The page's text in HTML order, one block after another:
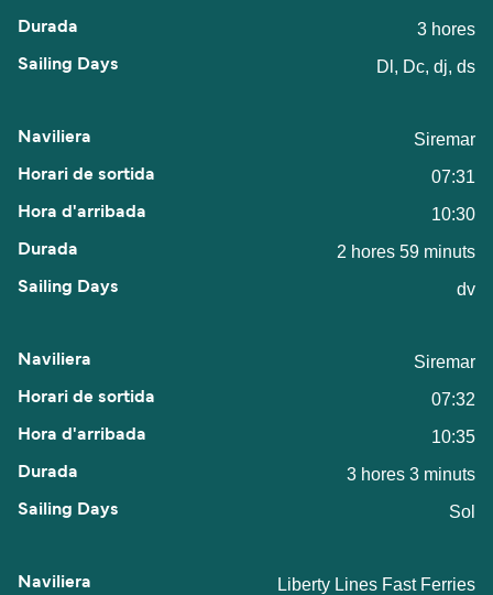
3 hores
Dl, Dc, dj, ds
Siremar
07:31
10:30
2 hores 59 minuts
dv
Siremar
07:32
10:35
3 hores 3 minuts
Sol
Liberty Lines Fast Ferries